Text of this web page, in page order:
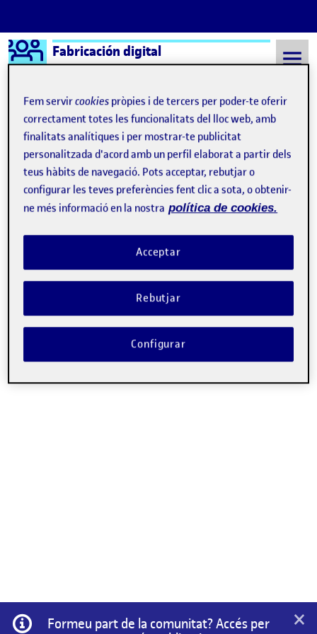
Saltar al contingut
Logo Ágora
Fabricación digital
Semestre 20212 - Aula 1 19 Juny, 2022
19 Juny, 2022
Publicat per
Quique López Celma
Data de publicació
-comentariel Integrando varias técnicas de
Integrando varias técnicas de fabricación digital. Una experiencia
de co-diseño. …
Informació
Formeu part de la comunitat? Accés per
×
Fem servircookies pròpies i de tercers per poder-te oferir
correctament totes les funcionalitats del lloc web, amb
finalitats analítiques i per mostrar-te publicitat
personalitzada d'acord amb un perfil elaborat a partir dels
teus hàbits de navegació. Pots acceptar, rebutjar o
configurar les teves preferències fent clic a sota, o obtenir-
ne més informació en la nostra política de cookies.
Rebutjar
Acceptar
Configurar